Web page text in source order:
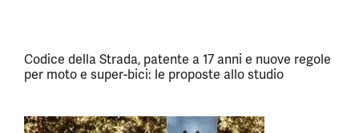
Codice della Strada, patente a 17 anni e nuove regole
per moto e super-bici: le proposte allo studio